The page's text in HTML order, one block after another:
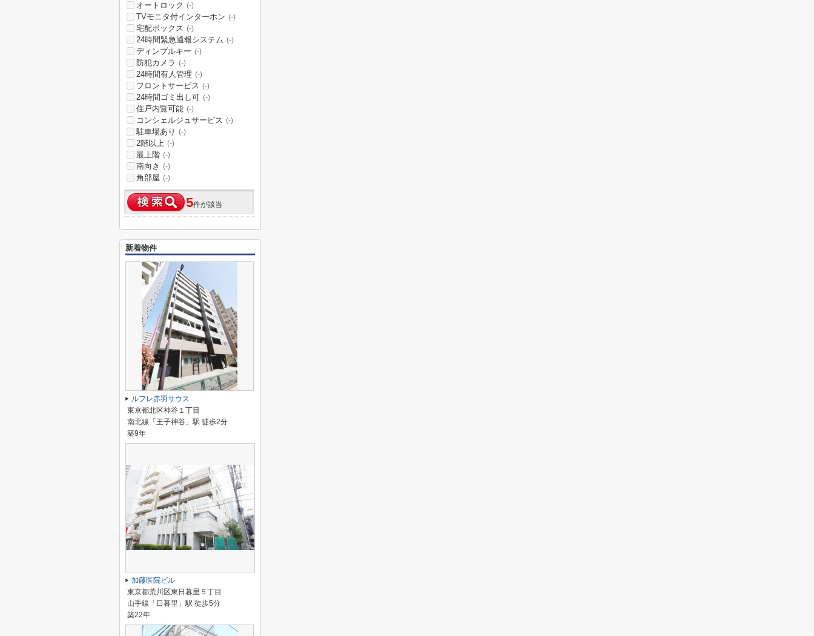
オートロック (-)
TVモニタ付インターホン (-)
宅配ボックス (-)
24時間緊急通報システム (-)
ディンプルキー (-)
防犯カメラ (-)
24時間有人管理 (-)
フロントサービス (-)
24時間ゴミ出し可 (-)
住戸内覧可能 (-)
コンシェルジュサービス (-)
駐車場あり (-)
2階以上 (-)
最上階 (-)
南向き (-)
角部屋 (-)
5件が該当
新着物件
ルフレ赤羽サウス
東京都北区神谷１丁目
南北線「王子神谷」駅 徒歩2分
築9年
加藤医院ビル
東京都荒川区東日暮里５丁目
山手線「日暮里」駅 徒歩5分
築22年